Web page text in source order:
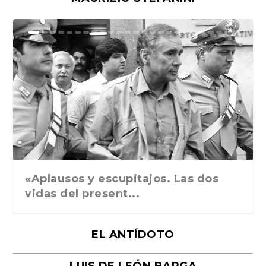
Ground Rules. Alejan...
«Rafael: Poesía subl...
Bienvenidos al circo...
Georges de La Tour. ...
Robert Capa: la hist...
«Aplausos y escupitajos. Las dos
vidas del present...
EL ANTÍDOTO